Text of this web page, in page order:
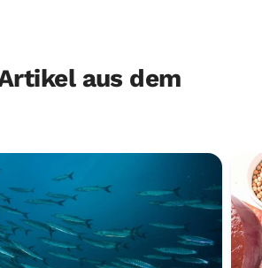
aus dem